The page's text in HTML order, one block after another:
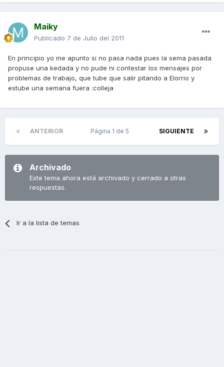
Maiky
Publicado 7 de Julio del 2011
En principio yo me apunto si no pasa nada pues la sema pasada
propuse una kedada y no pude ni contestar los mensajes por
problemas de trabajo, que tube que salir pitando a Elorrio y
estube una semana fuera :colleja
ANTERIOR SIGUIENTE
Página 1 de 5
Archivado
Este tema ahora está archivado y cerrado a otras
respuestas.
Ir a la lista de temas